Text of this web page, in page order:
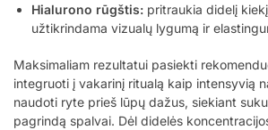
Hialurono rūgštis: pritraukia didelį
užtikrindama vizualų lygumą ir
Maksimaliam rezultatui pasiekti
integruoti į vakarinį ritualą kaip intensyvią
naudoti ryte prieš lūpų dažus, siekiant
pagrindą spalvai. Dėl didelės